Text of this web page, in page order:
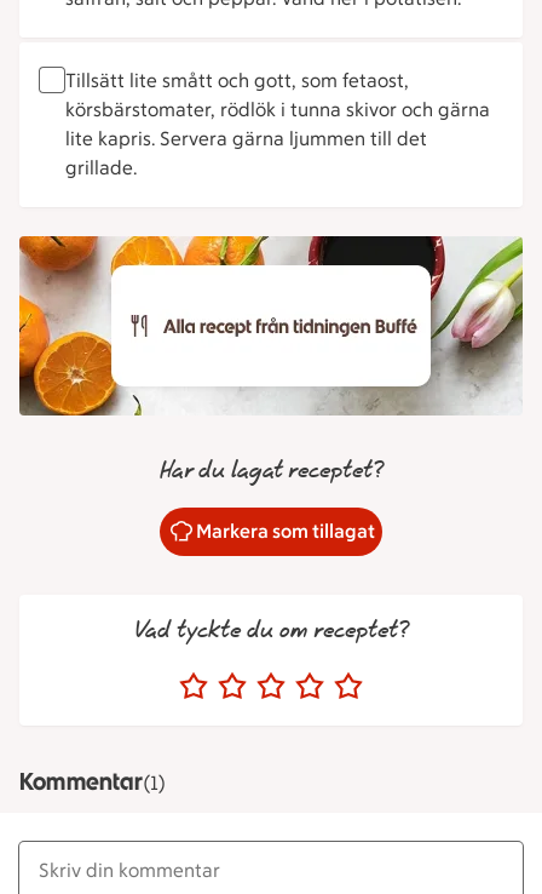
Tillsätt lite smått och gott, som fetaost,
körsbärstomater, rödlök i tunna skivor och gärna
lite kapris. Servera gärna ljummen till det
grillade.
Har du lagat receptet?
Markera som tillagat
Vad tyckte du om receptet?
Kommentar(1)